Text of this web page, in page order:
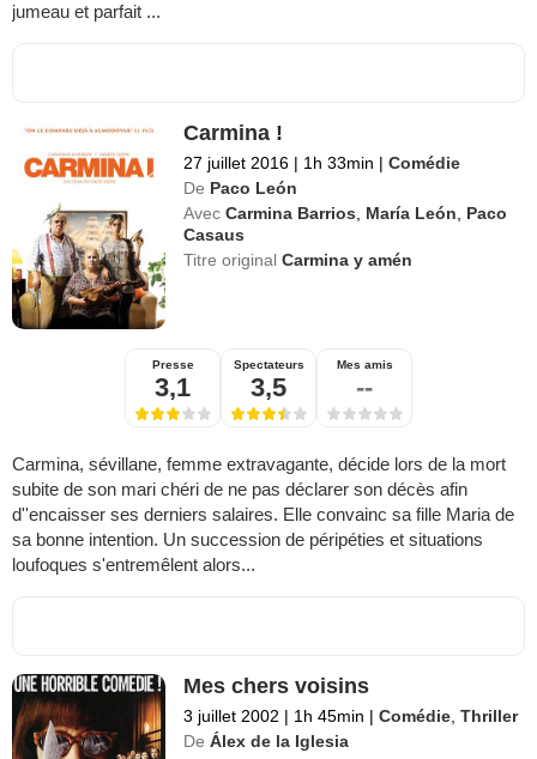
jumeau et parfait ...
Carmina !
27 juillet 2016 | 1h 33min | Comédie
De Paco León
Avec Carmina Barrios, María León, Paco
Casaus
Titre originalCarmina y amén
Presse
3,1
Spectateurs
3,5
Mes amis
--
Carmina, sévillane, femme extravagante, décide lors de la mort
subite de son mari chéri de ne pas déclarer son décès afin
d''encaisser ses derniers salaires. Elle convainc sa fille Maria de
sa bonne intention. Un succession de péripéties et situations
loufoques s'entremêlent alors...
Mes chers voisins
3 juillet 2002 | 1h 45min | Comédie,Thriller
De Álex de la Iglesia